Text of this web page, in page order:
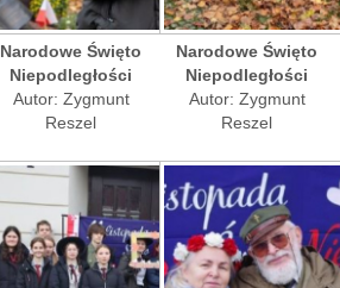
Narodowe Święto
Niepodległości
Autor: Zygmunt
Reszel
Narodowe Święto
Niepodległości
Autor: Zygmunt
Reszel